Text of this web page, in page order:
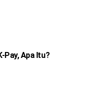
Pay, Apa Itu?